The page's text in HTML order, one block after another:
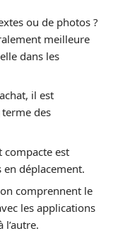
ou de photos ?
meilleure
dans les
il est
des
compacte est
déplacement.
comprennent le
les applications
l’autre.